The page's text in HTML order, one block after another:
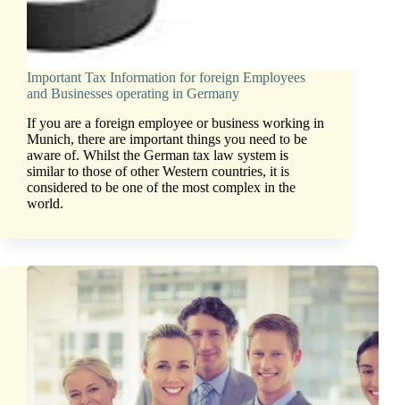
Important Tax Information for foreign Employees
and Businesses operating in Germany
If you are a foreign employee or business working in
Munich, there are important things you need to be
aware of. Whilst the German tax law system is
similar to those of other Western countries, it is
considered to be one of the most complex in the
world.